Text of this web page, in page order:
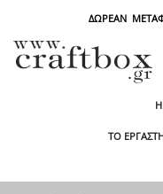
ΔΩΡΕΑΝ
ΤΟ